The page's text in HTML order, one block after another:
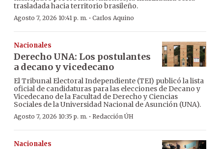
trasladada hacia territorio brasileño.
Agosto 7, 2026 10:41 p. m. · Carlos Aquino
Nacionales
Derecho UNA: Los postulantes
a decano y vicedecano
El Tribunal Electoral Independiente (TEI) publicó la lista
oficial de candidaturas para las elecciones de Decano y
Vicedecano de la Facultad de Derecho y Ciencias
Sociales de la Universidad Nacional de Asunción (UNA).
Agosto 7, 2026 10:35 p. m. · Redacción ÚH
Nacionales